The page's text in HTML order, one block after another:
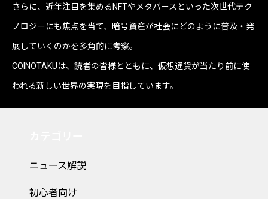
さらに、近年注目を集めるNFTやメタバースといった次世代テク
ノロジーにも焦点を当て、暗号資産が社会にどのように普及・発
展していくのかを多角的に考察。
COINOTAKUは、読者の皆様とともに、仮想通貨が当たり前に使
われる新しい世界の実現を目指しています。
ニュース解説
初心者向け